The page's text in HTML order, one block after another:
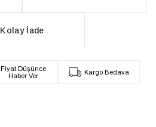
Kolay İade
Fiyat Düşünce
Haber Ver
Kargo Bedava